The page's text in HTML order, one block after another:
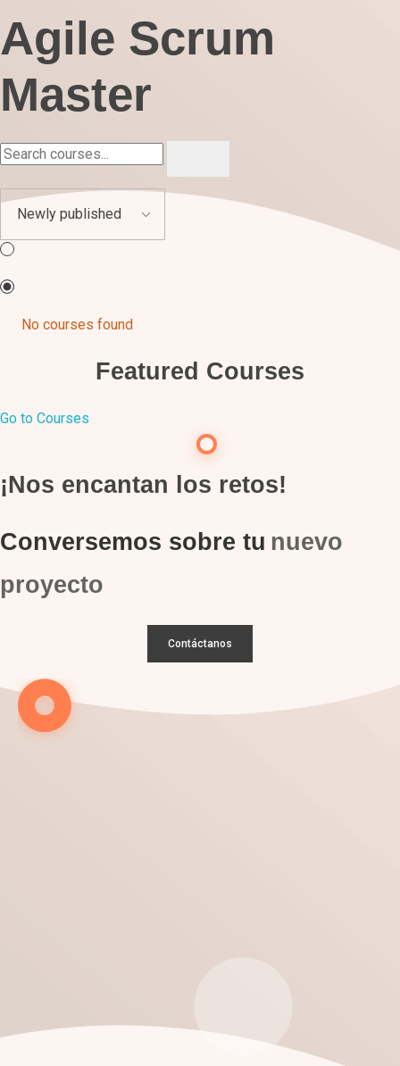
Agile Scrum
Master
No courses found
Featured Courses
Go to Courses
¡Nos encantan los retos!
Conversemos sobre tu nuevo
proyecto
Contáctanos